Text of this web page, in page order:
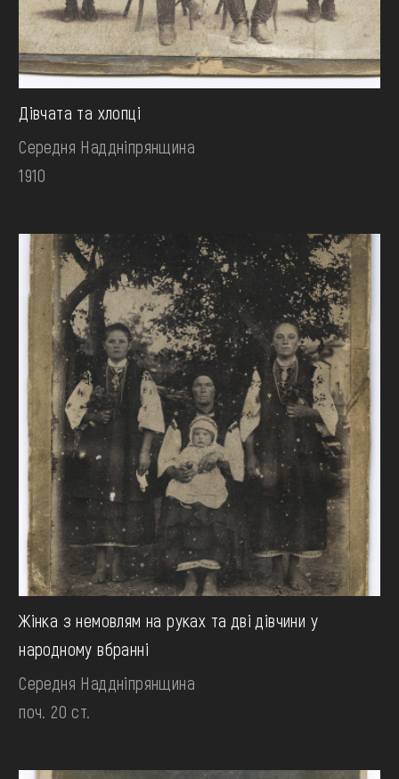
Дівчата та хлопці
Середня Наддніпрянщина
1910
Жінка з немовлям на руках та дві дівчини у
народному вбранні
Середня Наддніпрянщина
поч. 20 ст.